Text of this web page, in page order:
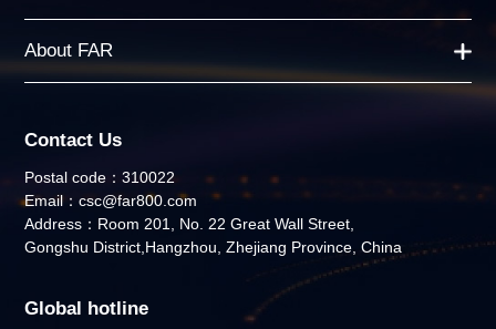
About FAR
Contact Us
Postal code：310022
Email：csc@far800.com
Address：Room 201, No. 22 Great Wall Street,
Gongshu District,Hangzhou, Zhejiang Province, China
Global hotline